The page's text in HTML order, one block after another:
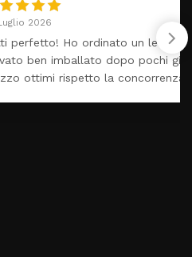
ordinato un lettino che é
dopo pochi giorni.
la concorrenza